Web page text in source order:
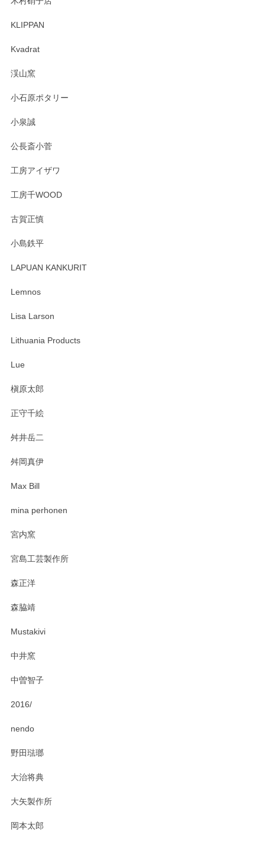
淡いグリーンのカラーがとても可愛いです❤️ ありがとうござ
す。 素敵な湯呑みでとても気に入りました。 発送も早く、
たm(_)m
います。無事に届いたようで安心いたしまし
おかけしました。 ありがとうございます。
KLIPPAN
Kvadrat
渓山窯
小石原ポタリー
小泉誠
公長斎小菅
工房アイザワ
工房千WOOD
古賀正慎
小島鉄平
LAPUAN KANKURIT
Lemnos
Lisa Larson
Lithuania Products
Lue
槇原太郎
正守千絵
舛井岳二
舛岡真伊
Max Bill
mina perhonen
宮内窯
宮島工芸製作所
森正洋
森脇靖
Mustakivi
中井窯
中曽智子
2016/
nendo
野田琺瑯
大治将典
大矢製作所
岡本太郎